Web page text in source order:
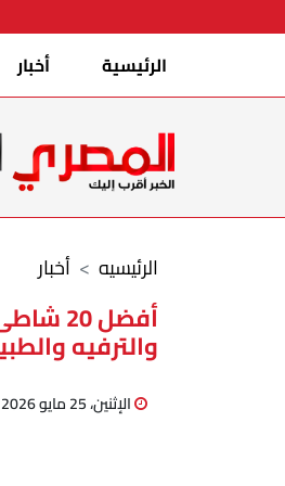
الرئيسية أخبار
أخبار الرئيسيه
والترفيه
الإثنين، 25 مايو 2026 10:58 ص